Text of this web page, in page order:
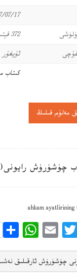
07/17
372 قېتىم
ئۇيغۇر
كىتاب
مەلۇم قىلىڭ
چۈشۈرۈش
ahkam
Twitter
Email
چۈشۈرۈش ئارقىلىق